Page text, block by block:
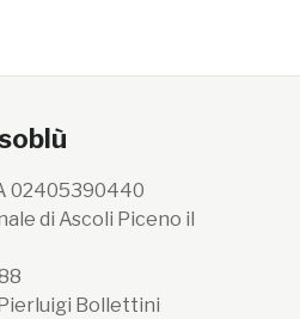
02405390440
di Ascoli Piceno il
Bollettini